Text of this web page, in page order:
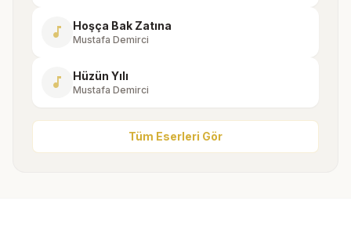
music_note Hoşça Bak Zatına
Mustafa Demirci
music_note Hüzün Yılı
Mustafa Demirci
Tüm Eserleri Gör